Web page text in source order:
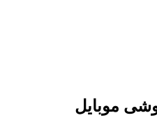
موبایل